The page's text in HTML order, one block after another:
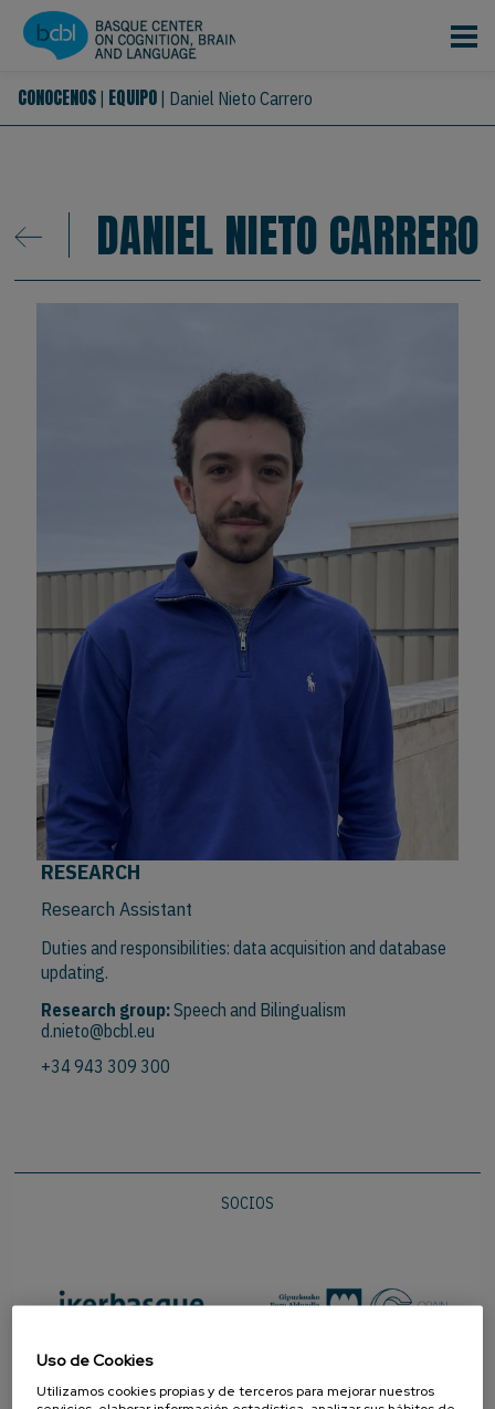
Pasar al contenido principal
CONOCENOS EQUIPO Daniel Nieto Carrero
DANIEL NIETO CARRERO
RESEARCH
Research Assistant
Duties and responsibilities: data acquisition and database
updating.
Research group:Speech and Bilingualism
d.nieto@bcbl.eu
+34 943 309 300
SOCIOS
Uso de Cookies
Utilizamos cookies propias y de terceros para mejorar nuestros